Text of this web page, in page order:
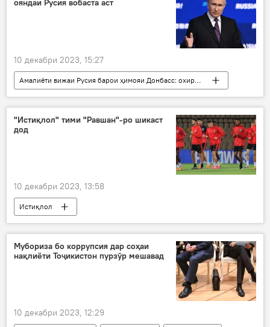
Дмитрий Песков
ояндаи Русия вобаста аст
10 декабри 2023, 15:27
Амалиёти вижаи Русия барои ҳимояи Донбасс: охирин хабарҳо
Дар Русия
Владимир Путин
амалиёт
вижа
Амният ва мудофиа
Украина
"Истиқлол" тими "Равшан"-ро шикаст
дод
10 декабри 2023, 13:58
Истиқлол
Навигариҳои варзиши Тоҷикистон
футбол
тим
Душанбе
тими "Равшан"
Кӯлоб
Мубориза бо коррупсия дар соҳаи
нақлиёти Тоҷикистон пурзӯр мешавад
10 декабри 2023, 12:29